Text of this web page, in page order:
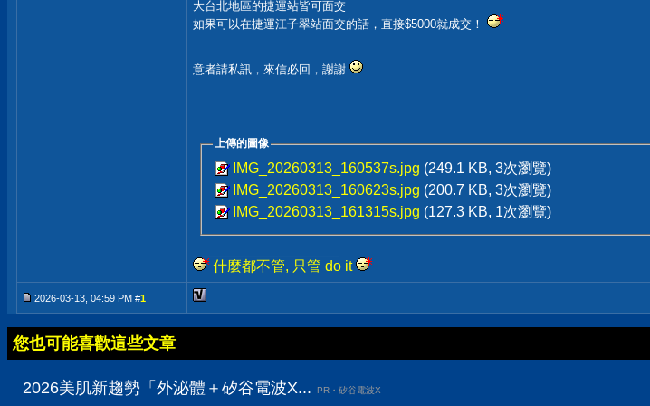
大台北地區的捷運站皆可面交
如果可以在捷運江子翠站面交的話，直接$5000就成交！
意者請私訊，來信必回，謝謝
上傳的圖像
IMG_20260313_160537s.jpg (249.1 KB, 3次瀏覽)
IMG_20260313_160623s.jpg (200.7 KB, 3次瀏覽)
IMG_20260313_161315s.jpg (127.3 KB, 1次瀏覽)
什麼都不管, 只管 do it
2026-03-13, 04:59 PM #1
您也可能喜歡這些文章
2026美肌新趨勢「外泌體＋矽谷電波X... PR・矽谷電波X